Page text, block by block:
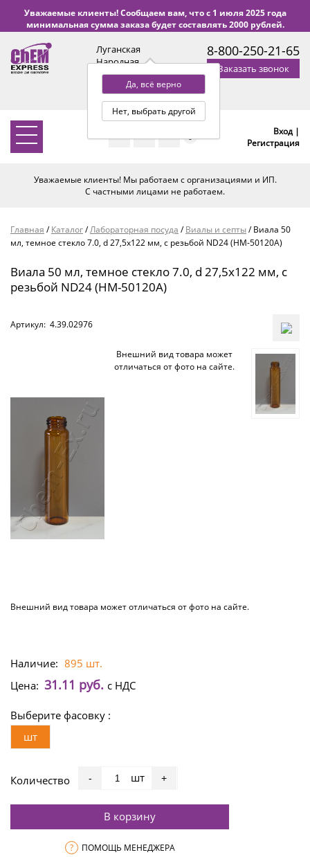
Уважаемые клиенты! Сообщаем вам, что с 1 июля 2025 года
минимальная сумма заказа будет составлять 2000 рублей.
Луганская
Народная
Республика
Да, всё верно
Нет, выбрать другой
с 9:00 до 18:00 по Уфе
(+2 МСК)
8-800-250-21-65
Заказать звонок
0
Вход |
Регистрация
Уважаемые клиенты! Мы работаем с организациями и ИП.
С частными лицами не работаем.
Главная /Каталог/Лабораторная посуда /Виалы и септы/Виала 50
мл, темное стекло 7.0, d 27,5х122 мм, с резьбой ND24 (HM-50120A)
Виала 50 мл, темное стекло 7.0, d 27,5х122 мм, с
резьбой ND24 (HM-50120A)
Артикул: 4.39.02976
Внешний вид товара может
отличаться от фото на сайте.
Внешний вид товара может отличаться от фото на сайте.
Наличие: 895 шт.
Цена: 31.11 руб. с НДС
Выберите фасовку :
шт
Количество - шт +
В корзину
? ПОМОЩЬ МЕНЕДЖЕРА